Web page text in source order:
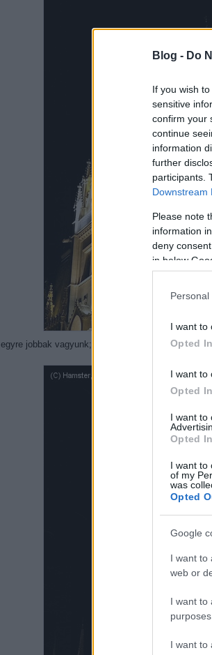
Blog - Do
If you wish
sensitive
confirm your
continue
information
further
participants.
Downstream
Please note
information
deny
in below
I want to
Opted In
I want to
Opted In
I want to
Opted In
I want to
of my
was
Opted
Google
I want to
web or
I want to
purposes.
I want to
egyre jobbak vagyunk; kíváncsi vagyok, melyik